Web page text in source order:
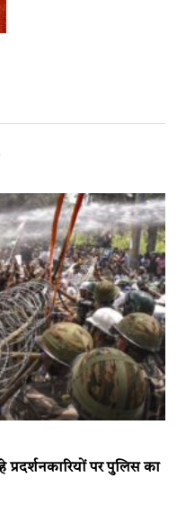
पर पुलिस का